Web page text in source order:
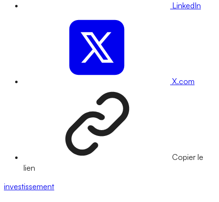
LinkedIn
X.com
Copier le
lien
investissement